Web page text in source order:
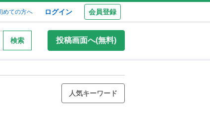
めての方へ ログイン 会員登録
検索 投稿画面へ(無料)
人気キーワード